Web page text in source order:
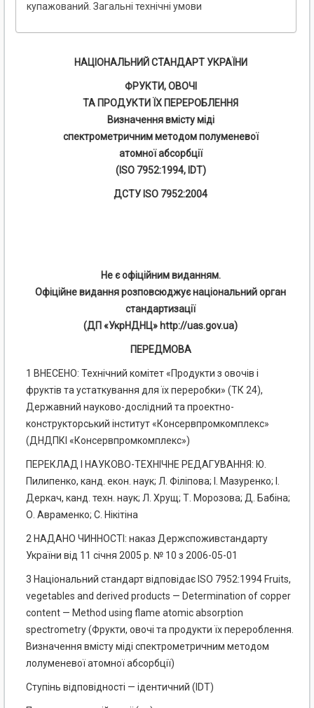
купажований. Загальні технічні умови
НАЦІОНАЛЬНИЙ СТАНДАРТ УКРАЇНИ
ФРУКТИ, ОВОЧІ
ТА ПРОДУКТИ ЇХ ПЕРЕРОБЛЕННЯ
Визначення вмісту міді
спектрометричним методом полуменевої
атомної абсорбції
(ISO 7952:1994, IDТ)
ДСТУ ISO 7952:2004
Не є офіційним виданням.
Офіційне видання розповсюджує національний орган
стандартизації
(ДП «УкрНДНЦ» http://uas.gov.ua)
ПЕРЕДМОВА
1 ВНЕСЕНО: Технічний комітет «Продукти з овочів і
фруктів та устаткування для їх переробки» (ТК 24),
Державний науково-дослідний та проектно-
конструкторський інститут «Консервпромкомплекс»
(ДНДПКІ «Консервпромкомплекс»)
ПЕРЕКЛАД І НАУКОВО-ТЕХНІЧНЕ РЕДАГУВАННЯ: Ю.
Пилипенко, канд. екон. наук; Л. Філіпова; І. Мазуренко; І.
Деркач, канд. техн. наук; Л. Хрущ; Т. Морозова; Д. Бабіна;
О. Авраменко; С. Нікітіна
2 НАДАНО ЧИННОСТІ: наказ Держспоживстандарту
України від 11 січня 2005 р. № 10 з 2006-05-01
3 Національний стандарт відповідає ISO 7952:1994 Fruits,
vegetables and derived products — Determination of copper
content — Method using flame atomic absorption
spectrometry (Фрукти, овочі та продукти їх перероблення.
Визначення вмісту міді спектрометричним методом
лолуменевої атомної абсорбції)
Ступінь відповідності — ідентичний (IDТ)